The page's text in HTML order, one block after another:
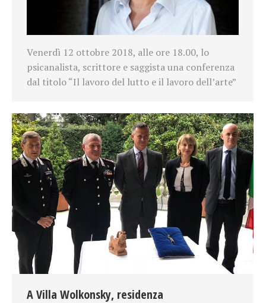
Venerdì 12 ottobre 2018, alle ore 18.00, lo
psicanalista, scrittore e saggista una conferenza
dal titolo “Il lavoro del lutto e il lavoro dell’arte”
A Villa Wolkonsky, residenza